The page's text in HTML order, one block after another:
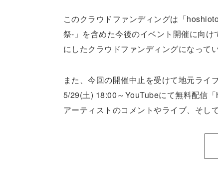
このクラウドファンディングは「
祭-」を含めた今後のイベント開催に向
にしたクラウドファンディングになってい
また、今回の開催中止を受けて地元ライ
5/29(土) 18:00～YouTubeにて無料配信
アーティストのコメントやライブ、そし